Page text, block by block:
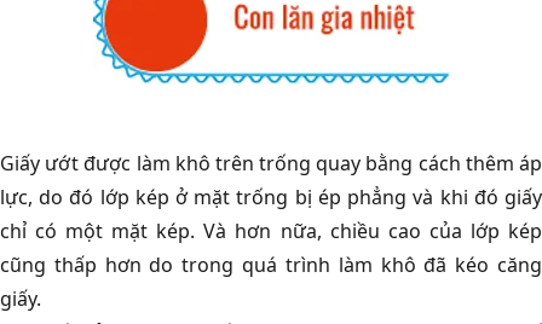
Giấy ướt được làm khô trên trống quay bằng cách thêm áp
lực, do đó lớp kép ở mặt trống bị ép phẳng và khi đó giấy
chỉ có một mặt kép. Và hơn nữa, chiều cao của lớp kép
cũng thấp hơn do trong quá trình làm khô đã kéo căng
giấy.